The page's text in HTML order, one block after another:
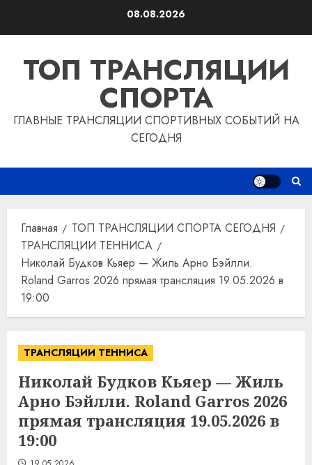
08.08.2026
ТОП ТРАНСЛЯЦИИ
СПОРТА
ГЛАВНЫЕ ТРАНСЛЯЦИИ СПОРТИВНЫХ СОБЫТИЙ НА
СЕГОДНЯ
Главная
ТОП ТРАНСЛЯЦИИ СПОРТА СЕГОДНЯ
ТРАНСЛЯЦИИ ТЕННИСА
Николай Будков Кьяер — Жиль Арно Бэйлли.
Roland Garros 2026 прямая трансляция 19.05.2026 в
19:00
ТРАНСЛЯЦИИ ТЕННИСА
Николай Будков Кьяер — Жиль
Арно Бэйлли. Roland Garros 2026
прямая трансляция 19.05.2026 в
19:00